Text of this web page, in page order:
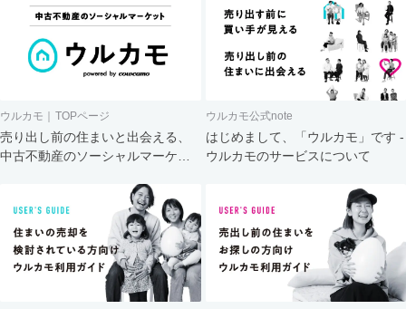
ウルカモ｜TOPページ
売り出し前の住まいと出会える、
中古不動産のソーシャルマーケッ
ウルカモ公式note
はじめまして、「ウルカモ」です -
ウルカモのサービスについて